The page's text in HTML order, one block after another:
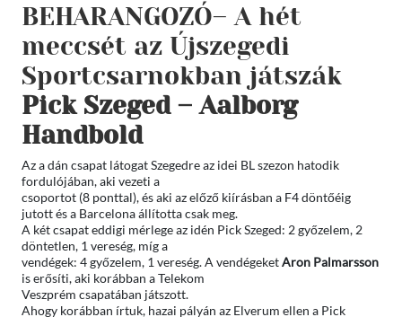
BEHARANGOZÓ– A hét
meccsét az Újszegedi
Sportcsarnokban játszák
Pick Szeged – Aalborg
Handbold
Az a dán csapat látogat Szegedre az idei BL szezon hatodik
fordulójában, aki vezeti a
csoportot (8 ponttal), és aki az előző kiírásban a F4 döntőéig
jutott és a Barcelona állította csak meg.
A két csapat eddigi mérlege az idén Pick Szeged: 2 győzelem, 2
döntetlen, 1 vereség, míg a
vendégek: 4 győzelem, 1 vereség. A vendégeketAron Palmarsson
is erősíti, aki korábban a Telekom
Veszprém csapatában játszott.
Ahogy korábban írtuk, hazai pályán az Elverum ellen a Pick